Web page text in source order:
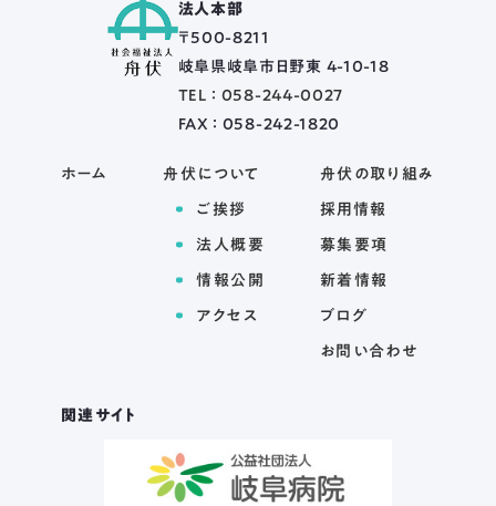
法人本部
〒500-8211
岐阜県岐阜市日野東 4-10-18
TEL ： 058-244-0027
FAX ： 058-242-1820
ホーム 舟伏について
ご挨拶
法人概要
情報公開
アクセス
舟伏の取り組み
採用情報
募集要項
新着情報
ブログ
お問い合わせ
関連サイト